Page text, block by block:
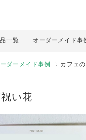
一覧 オーダーメイド事
ダーメイド事例 カフェ
い花